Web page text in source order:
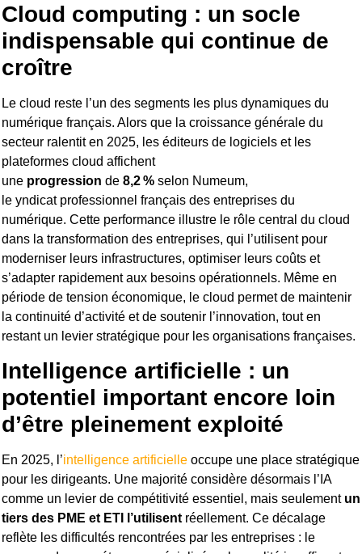
Cloud computing : un socle
indispensable qui continue de
croître
Le cloud reste l’un des segments les plus dynamiques du
numérique français. Alors que la croissance générale du
secteur ralentit en 2025, les éditeurs de logiciels et les
plateformes cloud affichent
une progression de 8,2 % selon Numeum,
le yndicat professionnel français des entreprises du
numérique. Cette performance illustre le rôle central du cloud
dans la transformation des entreprises, qui l’utilisent pour
moderniser leurs infrastructures, optimiser leurs coûts et
s’adapter rapidement aux besoins opérationnels. Même en
période de tension économique, le cloud permet de maintenir
la continuité d’activité et de soutenir l’innovation, tout en
restant un levier stratégique pour les organisations françaises.
Intelligence artificielle : un
potentiel important encore loin
d’être pleinement exploité
En 2025, l’intelligence artificielle occupe une place stratégique
pour les dirigeants. Une majorité considère désormais l’IA
comme un levier de compétitivité essentiel, mais seulement un
tiers des PME et ETI
l’utilisent réellement. Ce décalage
reflète les difficultés rencontrées par les entreprises : le